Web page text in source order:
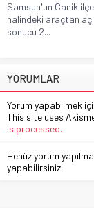
Samsun'un Canik
halindeki araçtan
sonucu 2...
YORUMLAR
Yorum yapabilmek
This site uses
is processed.
Henüz yorum
yapabilirsiniz.